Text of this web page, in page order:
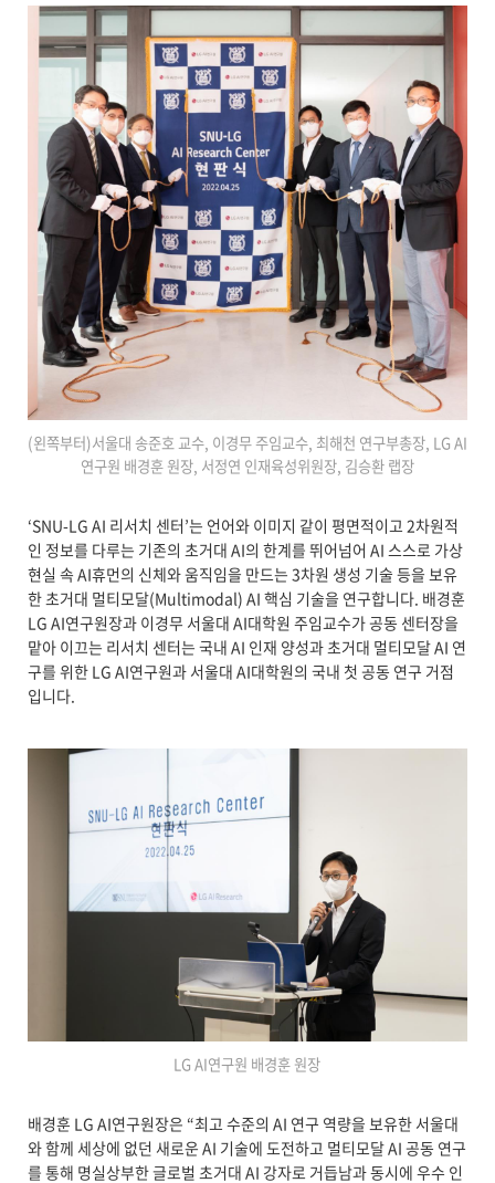
(왼쪽부터)서울대 송준호 교수, 이경무 주임교수, 최해천 연구부총장, LG AI
연구원 배경훈 원장, 서정연 인재육성위원장, 김승환 랩장
‘SNU-LG AI 리서치 센터’는 언어와 이미지 같이 평면적이고 2차원적
인 정보를 다루는 기존의 초거대 AI의 한계를 뛰어넘어 AI 스스로 가상
현실 속 AI휴먼의 신체와 움직임을 만드는 3차원 생성 기술 등을 보유
한 초거대 멀티모달(Multimodal) AI 핵심 기술을 연구합니다. 배경훈
LG AI연구원장과 이경무 서울대 AI대학원 주임교수가 공동 센터장을
맡아 이끄는 리서치 센터는 국내 AI 인재 양성과 초거대 멀티모달 AI 연
구를 위한 LG AI연구원과 서울대 AI대학원의 국내 첫 공동 연구 거점
입니다.
LG AI연구원 배경훈 원장
배경훈 LG AI연구원장은 “최고 수준의 AI 연구 역량을 보유한 서울대
와 함께 세상에 없던 새로운 AI 기술에 도전하고 멀티모달 AI 공동 연구
를 통해 명실상부한 글로벌 초거대 AI 강자로 거듭남과 동시에 우수 인